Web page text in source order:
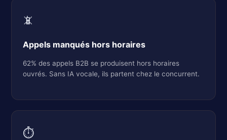
📵
Appels manqués hors horaires
62% des appels B2B se produisent hors horaires
ouvrés. Sans IA vocale, ils partent chez le concurrent.
⏱️